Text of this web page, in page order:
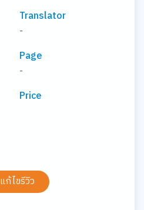
Translator
-
Page
-
Price
แก้ไขรีวิว